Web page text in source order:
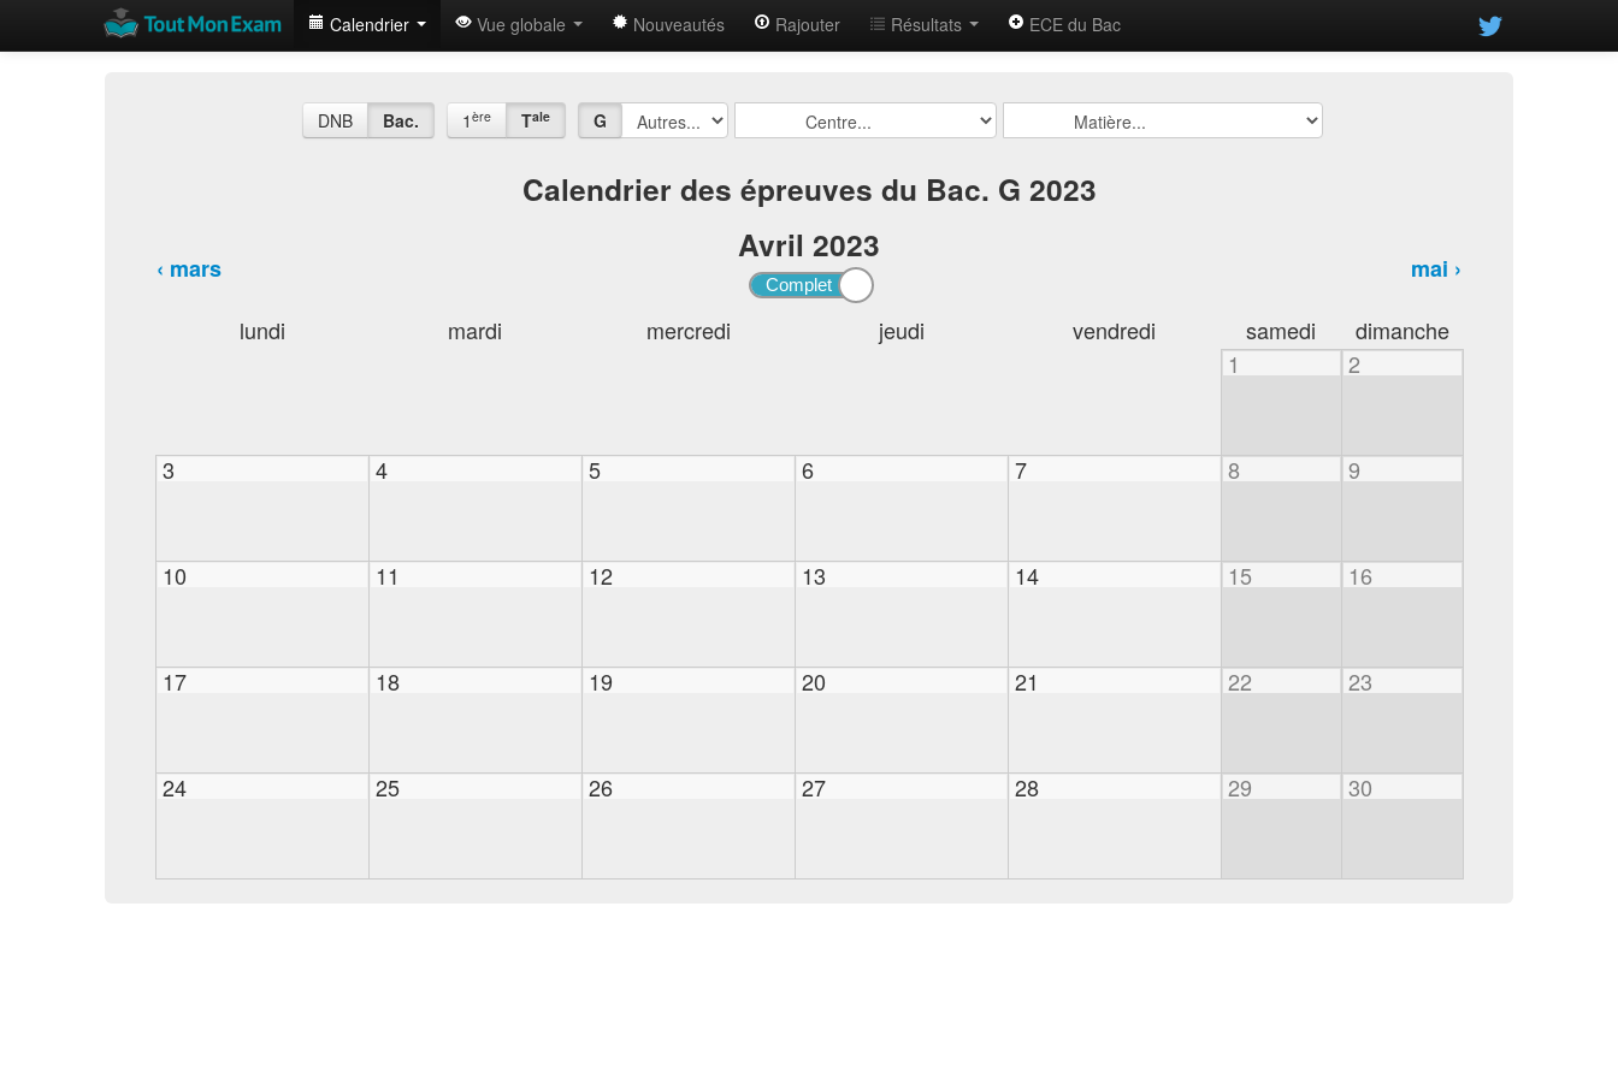
Calendrier Vue globale Nouveautés Rajouter Résultats ECE du Bac
DNB Bac. 1 ère Tale G
Calendrier des épreuves du Bac. G 2023
Avril 2023
‹ mars
mai ›
lundi
mardi mercredi jeudi vendredi samedi
dimanche
1
2
3 4 5 6 7 8 9
10 11 12 13 14 15 16
17 18 19 20 21 22 23
24 25 26 27 28 29 30